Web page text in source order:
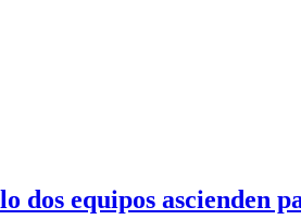
dos equipos ascienden